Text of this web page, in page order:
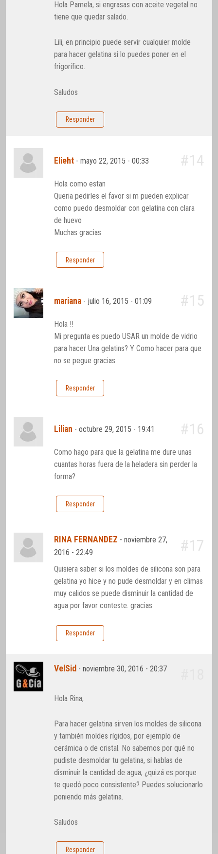
Hola Pamela, si engrasas con aceite vegetal no
tiene que quedar salado.
Lili, en principio puede servir cualquier molde
para hacer gelatina si lo puedes poner en el
frigorífico.
Saludos
Responder
Elieht -mayo 22, 2015 - 00:33 #14
Hola como estan
Queria pedirles el favor si m pueden explicar
como puedo desmoldar con gelatina con clara
de huevo
Muchas gracias
Responder
mariana - julio 16, 2015 - 01:09 #15
Hola !!
Mi pregunta es puedo USAR un molde de vidrio
para hacer Una gelatins? Y Como hacer para que
no se pegue gracias.
Responder
Lilian -octubre 29, 2015 - 19:41 #16
Como hago para que la gelatina me dure unas
cuantas horas fuera de la heladera sin perder la
forma?
Responder
RINA FERNANDEZ -noviembre 27,
2016 - 22:49
#17
Quisiera saber si los moldes de silicona son para
gelatina yo hice y no pude desmoldar y en climas
muy calidos se puede disminuir la cantidad de
agua por favor conteste. gracias
Responder
VelSid -noviembre 30, 2016 - 20:37
Hola Rina,
Para hacer gelatina sirven los moldes de silicona
y también moldes rígidos, por ejemplo de
cerámica o de cristal. No sabemos por qué no
pudiste desmoldar tu gelatina, si hablas de
disminuir la cantidad de agua, ¿quizá es porque
te quedó poco consistente? Puedes solucionarlo
poniendo más gelatina.
Saludos
Responder